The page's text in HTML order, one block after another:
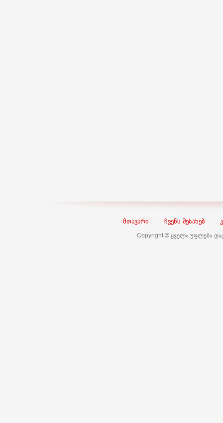
მთავარი ჩვენს შესახებ
Copyright © ყველა უფლება